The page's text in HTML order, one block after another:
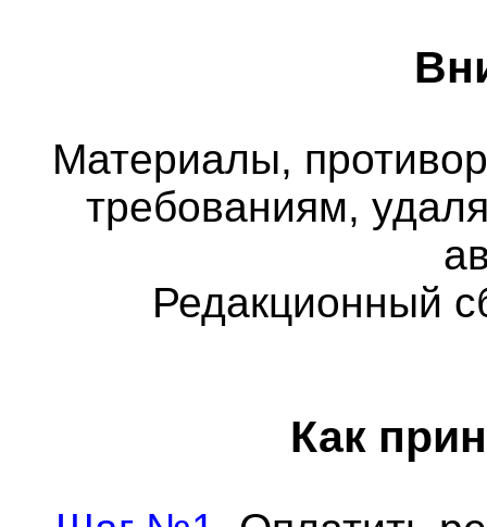
Материалы,
требованиям,
Редакционный
Как